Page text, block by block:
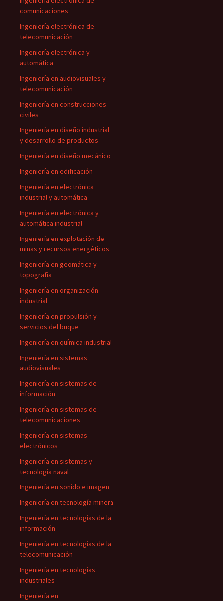
comunicaciones
Ingeniería electrónica de
telecomunicación
Ingeniería electrónica y
automática
Ingeniería en audiovisuales y
telecomunicación
Ingeniería en construcciones
civiles
Ingeniería en diseño industrial
y desarrollo de productos
Ingeniería en diseño mecánico
Ingeniería en edificación
Ingeniería en electrónica
industrial y automática
Ingeniería en electrónica y
automática industrial
Ingeniería en explotación de
minas y recursos energéticos
Ingeniería en geomática y
topografía
Ingeniería en organización
industrial
Ingeniería en propulsión y
servicios del buque
Ingeniería en química industrial
Ingeniería en sistemas
audiovisuales
Ingeniería en sistemas de
información
Ingeniería en sistemas de
telecomunicaciones
Ingeniería en sistemas
electrónicos
Ingeniería en sistemas y
tecnología naval
Ingeniería en sonido e imagen
Ingeniería en tecnología minera
Ingeniería en tecnologías de la
información
Ingeniería en tecnologías de la
telecomunicación
Ingeniería en tecnologías
industriales
Ingeniería en